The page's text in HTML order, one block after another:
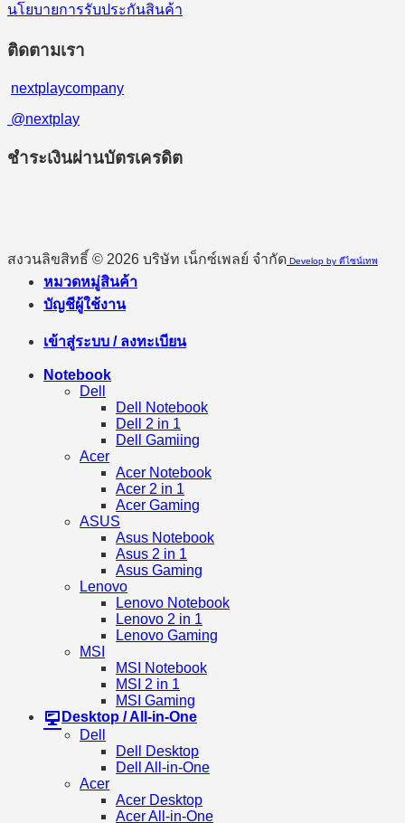
นโยบายการรับประกันสินค้า
ติดตามเรา
nextplaycompany
@nextplay
ชำระเงินผ่านบัตรเครดิต
สงวนลิขสิทธิ์ © 2026 บริษัท เน็กซ์เพลย์ จำกัด Develop by ดีไซน์เทพ
หมวดหมู่สินค้า
บัญชีผู้ใช้งาน
เข้าสู่ระบบ / ลงทะเบียน
Notebook
Dell
Dell Notebook
Dell 2 in 1
Dell Gamiing
Acer
Acer Notebook
Acer 2 in 1
Acer Gaming
ASUS
Asus Notebook
Asus 2 in 1
Asus Gaming
Lenovo
Lenovo Notebook
Lenovo 2 in 1
Lenovo Gaming
MSI
MSI Notebook
MSI 2 in 1
MSI Gaming
Desktop / All-in-One
Dell
Dell Desktop
Dell All-in-One
Acer
Acer Desktop
Acer All-in-One